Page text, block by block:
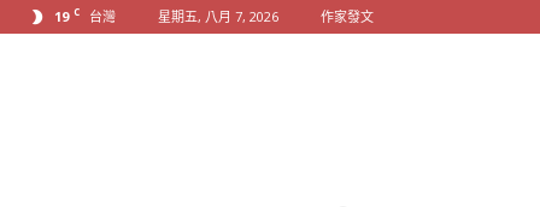
19 C 台灣 星期五, 八月 7, 2026 作家發文